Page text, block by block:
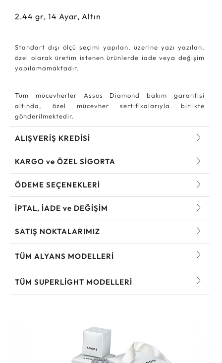
2.44 gr, 14 Ayar, Altın
Standart dışı ölçü seçimi yapılan, üzerine yazı yazılan,
özel olarak üretim istenen ürünlerde iade veya değişim
yapılamamaktadır.
Tüm mücevherler Assos Diamond bakım garantisi
altında, özel mücevher sertifikalarıyla birlikte
gönderilmektedir.
ALIŞVERİŞ KREDİSİ
KARGO ve ÖZEL SİGORTA
ÖDEME SEÇENEKLERİ
İPTAL, İADE ve DEĞİŞİM
SATIŞ NOKTALARIMIZ
TÜM ALYANS MODELLERI
TÜM SUPERLIGHT MODELLERI